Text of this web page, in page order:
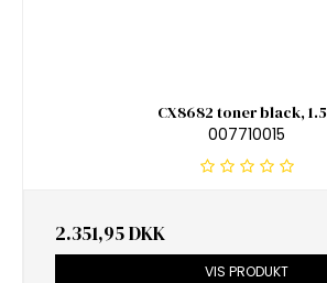
CX8682 toner black,
007710015
2.351,95 DKK
VIS PRODUKT